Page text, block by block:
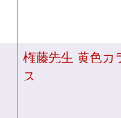
権藤先生 黄色カ
ス